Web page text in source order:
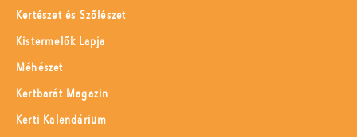
Kertészet és Szőlészet
Kistermelők Lapja
Méhészet
Kertbarát Magazin
Kerti Kalendárium